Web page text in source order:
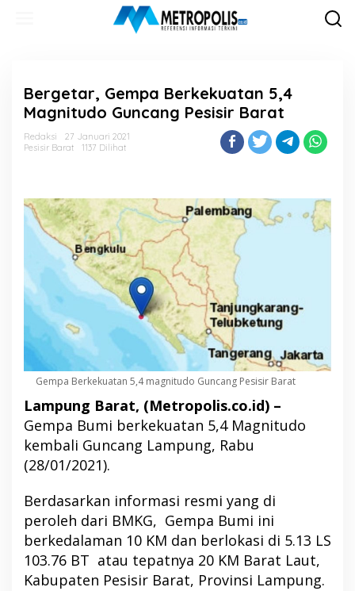
Bergetar, Gempa Berkekuatan 5,4
Magnitudo Guncang Pesisir Barat
Redaksi
27 Januari 2021
Pesisir Barat
1137 Dilihat
Gempa Berkekuatan 5,4 magnitudo Guncang Pesisir Barat
Lampung Barat, (Metropolis.co.id) –
Gempa Bumi berkekuatan 5,4 Magnitudo
kembali Guncang Lampung, Rabu
(28/01/2021).
Berdasarkan informasi resmi yang di
peroleh dari BMKG, Gempa Bumi ini
berkedalaman 10 KM dan berlokasi di 5.13 LS
103.76 BT atau tepatnya 20 KM Barat Laut,
Kabupaten Pesisir Barat, Provinsi Lampung.